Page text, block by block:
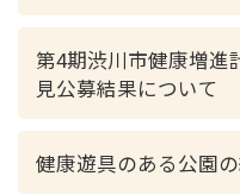
第4期渋川市健康増進
見公募結果について
健康遊具のある公園